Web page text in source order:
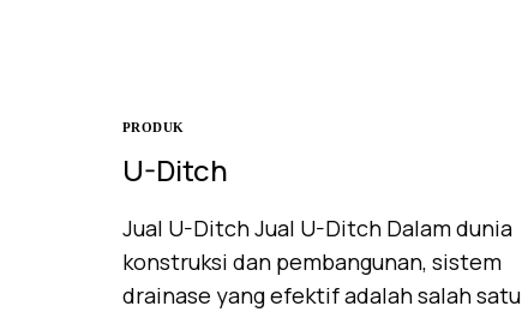
PRODUK
U-Ditch
Jual U-Ditch Jual U-Ditch Dalam dunia
konstruksi dan pembangunan, sistem
drainase yang efektif adalah salah satu